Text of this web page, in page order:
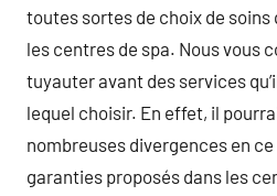
toutes sortes de choix de soins
les centres de spa. Nous vous
tuyauter avant des services
lequel choisir. En effet, il
nombreuses divergences en
garanties proposés dans les